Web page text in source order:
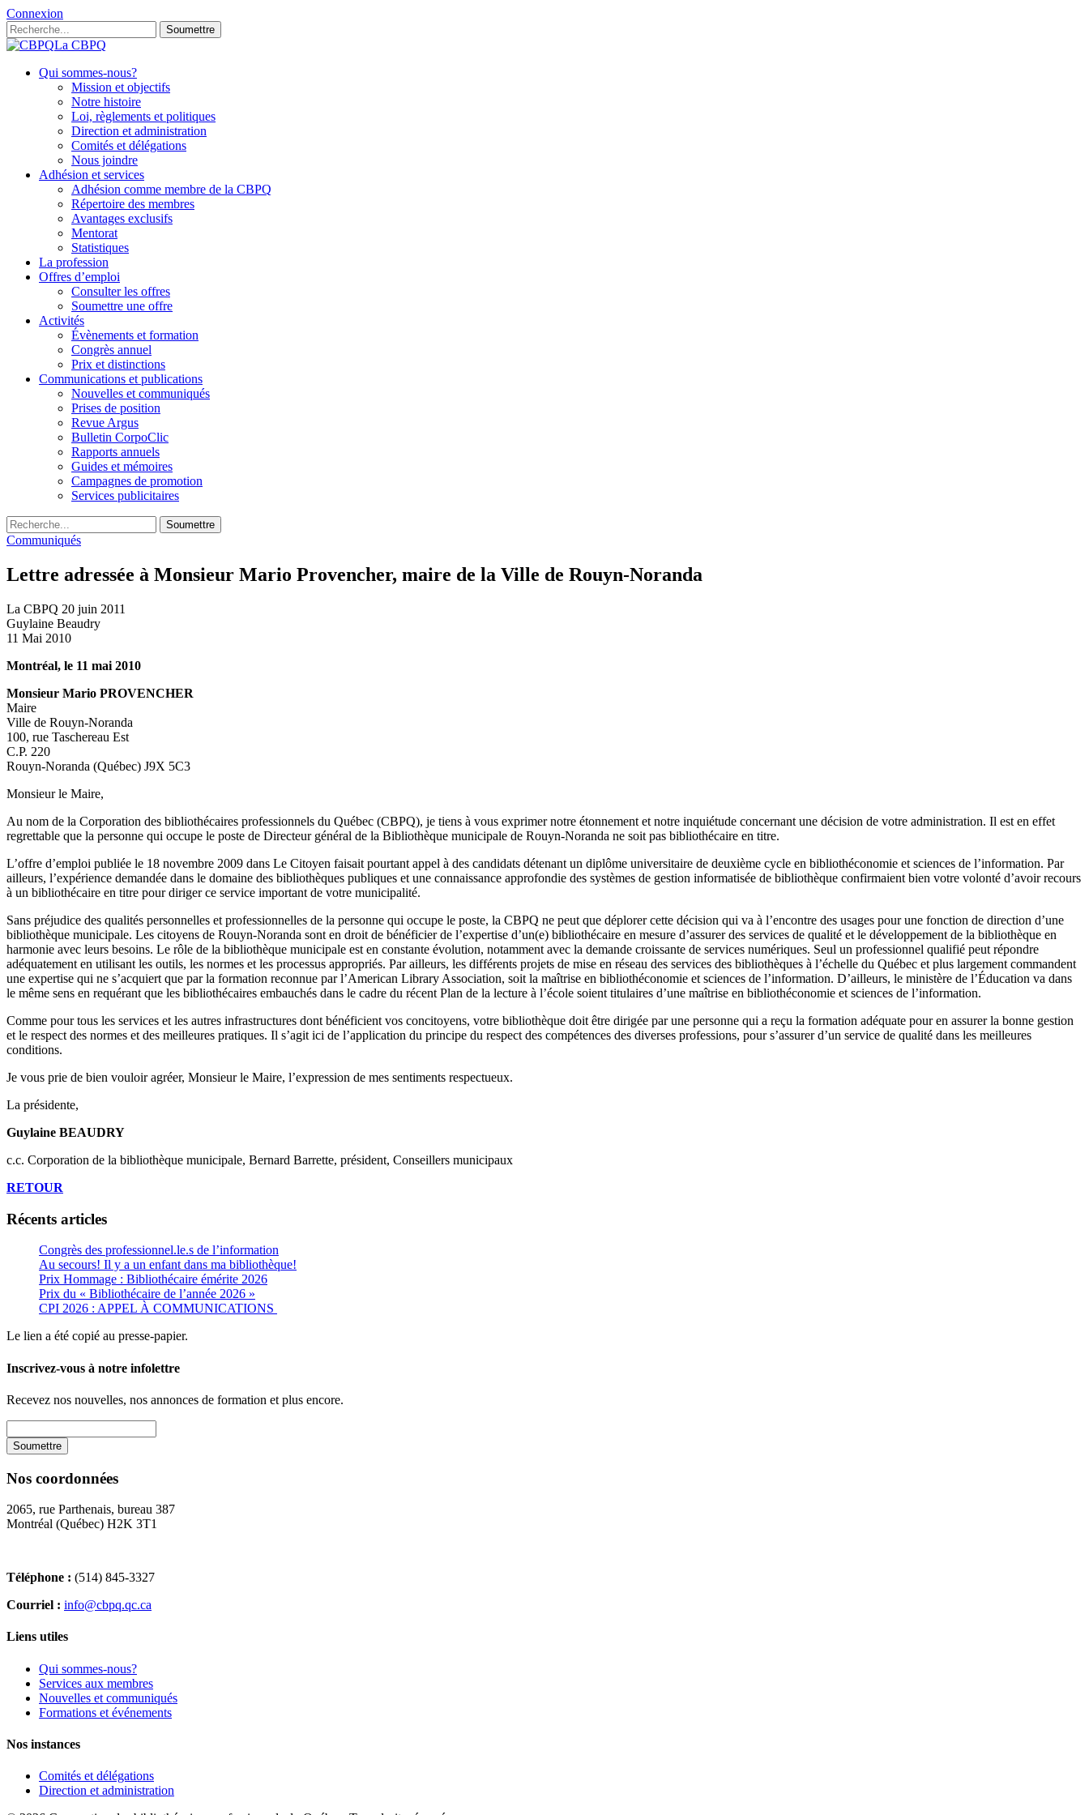
Connexion
Soumettre
La CBPQ
Qui sommes-nous?
Mission et objectifs
Notre histoire
Loi, règlements et politiques
Direction et administration
Comités et délégations
Nous joindre
Adhésion et services
Adhésion comme membre de la CBPQ
Répertoire des membres
Avantages exclusifs
Mentorat
Statistiques
La profession
Offres d’emploi
Consulter les offres
Soumettre une offre
Activités
Évènements et formation
Congrès annuel
Prix et distinctions
Communications et publications
Nouvelles et communiqués
Prises de position
Revue Argus
Bulletin CorpoClic
Rapports annuels
Guides et mémoires
Campagnes de promotion
Services publicitaires
Soumettre
Communiqués
Lettre adressée à Monsieur Mario Provencher, maire de la Ville de Rouyn-Noranda
La CBPQ 20 juin 2011
Guylaine Beaudry
11 Mai 2010
Montréal, le 11 mai 2010
Monsieur Mario PROVENCHER
Maire
Ville de Rouyn-Noranda
100, rue Taschereau Est
C.P. 220
Rouyn-Noranda (Québec) J9X 5C3
Monsieur le Maire,
Au nom de la Corporation des bibliothécaires professionnels du Québec (CBPQ), je tiens à vous exprimer notre étonnement et notre inquiétude concernant une décision de votre administration. Il est en effet
regrettable que la personne qui occupe le poste de Directeur général de la Bibliothèque municipale de Rouyn-Noranda ne soit pas bibliothécaire en titre.
L’offre d’emploi publiée le 18 novembre 2009 dans Le Citoyen faisait pourtant appel à des candidats détenant un diplôme universitaire de deuxième cycle en bibliothéconomie et sciences de l’information. Par
ailleurs, l’expérience demandée dans le domaine des bibliothèques publiques et une connaissance approfondie des systèmes de gestion informatisée de bibliothèque confirmaient bien votre volonté d’avoir recours
à un bibliothécaire en titre pour diriger ce service important de votre municipalité.
Sans préjudice des qualités personnelles et professionnelles de la personne qui occupe le poste, la CBPQ ne peut que déplorer cette décision qui va à l’encontre des usages pour une fonction de direction d’une
bibliothèque municipale. Les citoyens de Rouyn-Noranda sont en droit de bénéficier de l’expertise d’un(e) bibliothécaire en mesure d’assurer des services de qualité et le développement de la bibliothèque en
harmonie avec leurs besoins. Le rôle de la bibliothèque municipale est en constante évolution, notamment avec la demande croissante de services numériques. Seul un professionnel qualifié peut répondre
adéquatement en utilisant les outils, les normes et les processus appropriés. Par ailleurs, les différents projets de mise en réseau des services des bibliothèques à l’échelle du Québec et plus largement commandent
une expertise qui ne s’acquiert que par la formation reconnue par l’American Library Association, soit la maîtrise en bibliothéconomie et sciences de l’information. D’ailleurs, le ministère de l’Éducation va dans
le même sens en requérant que les bibliothécaires embauchés dans le cadre du récent Plan de la lecture à l’école soient titulaires d’une maîtrise en bibliothéconomie et sciences de l’information.
Comme pour tous les services et les autres infrastructures dont bénéficient vos concitoyens, votre bibliothèque doit être dirigée par une personne qui a reçu la formation adéquate pour en assurer la bonne gestion
et le respect des normes et des meilleures pratiques. Il s’agit ici de l’application du principe du respect des compétences des diverses professions, pour s’assurer d’un service de qualité dans les meilleures
conditions.
Je vous prie de bien vouloir agréer, Monsieur le Maire, l’expression de mes sentiments respectueux.
La présidente,
Guylaine BEAUDRY
c.c. Corporation de la bibliothèque municipale, Bernard Barrette, président, Conseillers municipaux
RETOUR
Récents articles
Congrès des professionnel.le.s de l’information
Au secours! Il y a un enfant dans ma bibliothèque!
Prix Hommage : Bibliothécaire émérite 2026
Prix du « Bibliothécaire de l’année 2026 »
CPI 2026 : APPEL À COMMUNICATIONS
Le lien a été copié au presse-papier.
Inscrivez-vous à notre infolettre
Recevez nos nouvelles, nos annonces de formation et plus encore.
Nos coordonnées
2065, rue Parthenais, bureau 387
Montréal (Québec) H2K 3T1
Téléphone : (514) 845-3327
Courriel : info@cbpq.qc.ca
Liens utiles
Qui sommes-nous?
Services aux membres
Nouvelles et communiqués
Formations et événements
Nos instances
Comités et délégations
Direction et administration